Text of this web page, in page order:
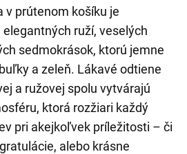
v prútenom košíku je
ruží, veselých
sedmokrások, ktorú jemne
a zeleň. Lákavé odtiene
a ružovej spolu vytvárajú
ktorá rozžiari každý
pri akejkoľvek príležitosti – či
alebo krásne